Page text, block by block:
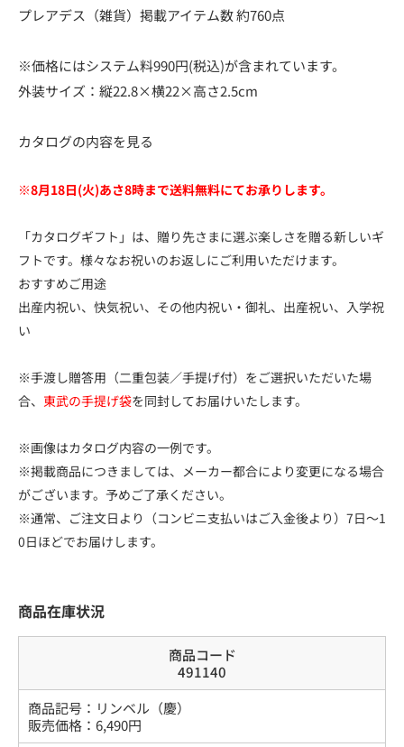
プレアデス（雑貨）掲載アイテム数 約760点
※価格にはシステム料990円(税込)が含まれています。
外装サイズ：縦22.8×横22×高さ2.5cm
カタログの内容を見る
※8月18日(火)あさ8時まで送料無料にてお承りします。
「カタログギフト」は、贈り先さまに選ぶ楽しさを贈る新しいギ
フトです。様々なお祝いのお返しにご利用いただけます。
おすすめご用途
出産内祝い、快気祝い、その他内祝い・御礼、出産祝い、入学祝
い
※手渡し贈答用（二重包装／手提げ付）をご選択いただいた場
合、 東武の手提げ袋を同封してお届けいたします。
※画像はカタログ内容の一例です。
※掲載商品につきましては、メーカー都合により変更になる場合
がございます。予めご了承ください。
※通常、ご注文日より（コンビニ支払いはご入金後より）7日～1
0日ほどでお届けします。
商品在庫状況
商品コード
491140
商品記号： リンベル（慶）
販売価格： 6,490円